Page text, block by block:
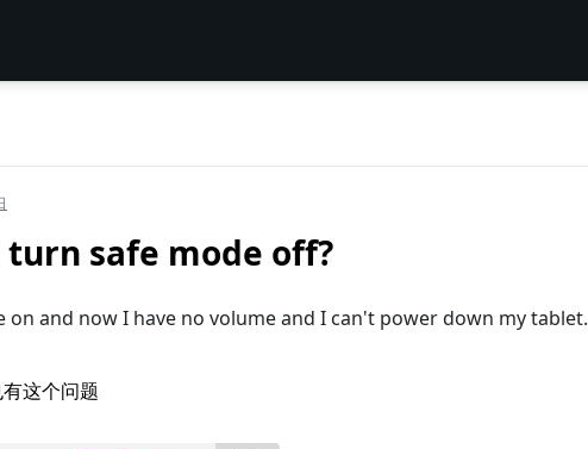
turn safe mode off?
on and now I have no volume and I can't power down my tablet.
这个问题